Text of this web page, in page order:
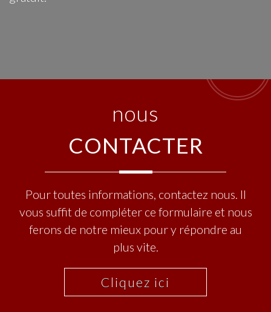
nous
CONTACTER
Pour toutes informations, contactez nous. Il
vous suffit de compléter ce formulaire et nous
ferons de notre mieux pour y répondre au
plus vite.
Cliquez ici